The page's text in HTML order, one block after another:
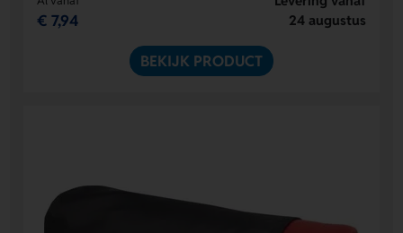
€ 7,94
24 augustus
BEKIJK PRODUCT